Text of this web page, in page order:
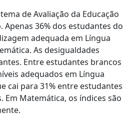
de Avaliação da Educação
36% dos estudantes do
adequada em Língua
As desigualdades
Entre estudantes brancos
adequados em Língua
cai para 31% entre estudantes
Em Matemática, os índices são